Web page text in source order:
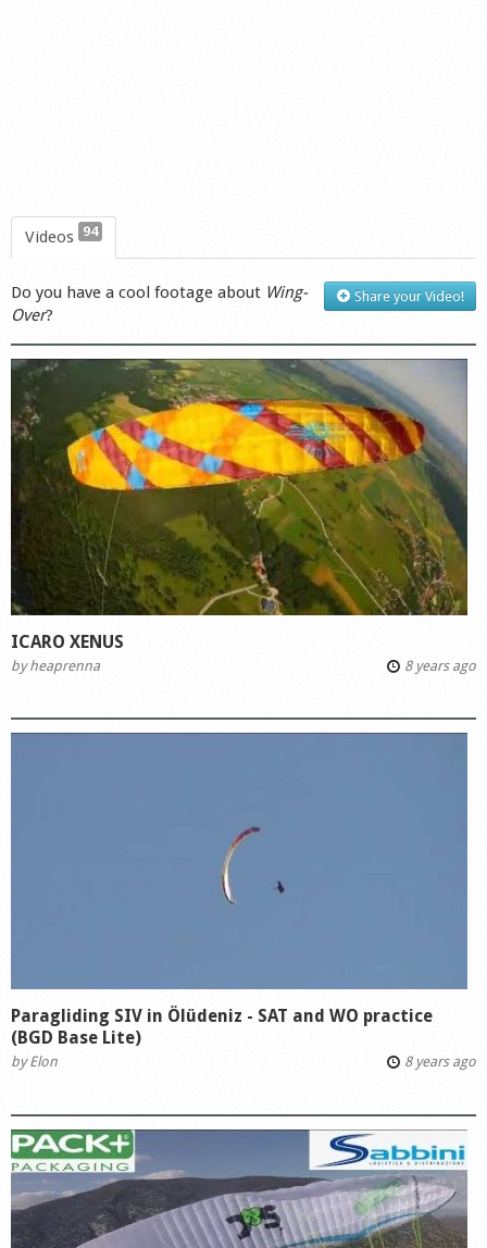
Videos 94
Share your Video!
Do you have a cool footage about Wing-
Over?
ICARO XENUS
byheaprenna 8 years ago
Paragliding SIV in Ölüdeniz - SAT and WO practice
(BGD Base Lite)
byElon 8 years ago